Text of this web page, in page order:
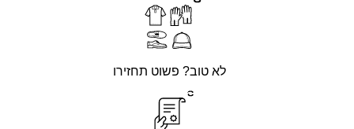
לא טוב? פשוט תחזירו